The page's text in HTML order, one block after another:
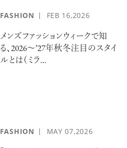
FASHION FEB 16,2026
メンズファッションウィークで知
る、2026〜’27年秋冬注目のスタイ
ルとは（ミラ...
FASHION MAY 07,2026